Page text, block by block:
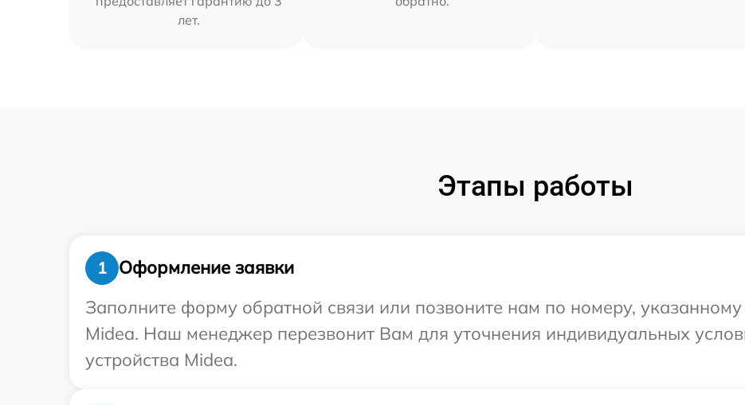
лет.
Этапы работы
1
Оформление заявки
Заполните форму обратной связи или позвоните нам по номеру, указанному
Midea. Наш менеджер перезвонит Вам для уточнения индивидуальных
устройства Midea.